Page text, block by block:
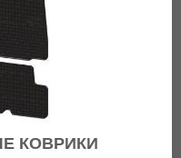
КОВРИКИ